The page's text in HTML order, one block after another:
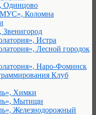
Одинцово
Коломна
Звенигород
Истра
Лесной городок
Наро-Фоминск
Клуб
Химки
Мытищи
Железнодорожный